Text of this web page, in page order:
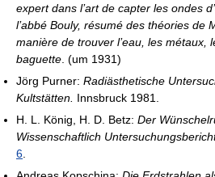
expert dans l’art de capter les ondes
l’abbé Bouly, résumé des théories de
manière de trouver l’eau, les métaux,
baguette . (um 1931)
Jörg Purner: Radiästhetische
Kultstätten. Innsbruck 1981.
H. L. König, H. D. Betz: Der
Wissenschaftlich
6